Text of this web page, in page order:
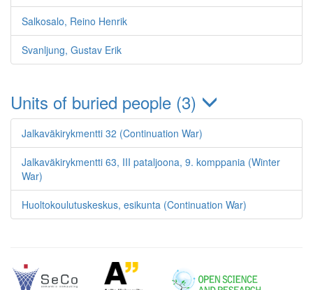
Salkosalo, Reino Henrik
Svanljung, Gustav Erik
Units of buried people (3)
Jalkaväkirykmentti 32 (Continuation War)
Jalkaväkirykmentti 63, III pataljoona, 9. komppania (Winter
War)
Huoltokoulutuskeskus, esikunta (Continuation War)